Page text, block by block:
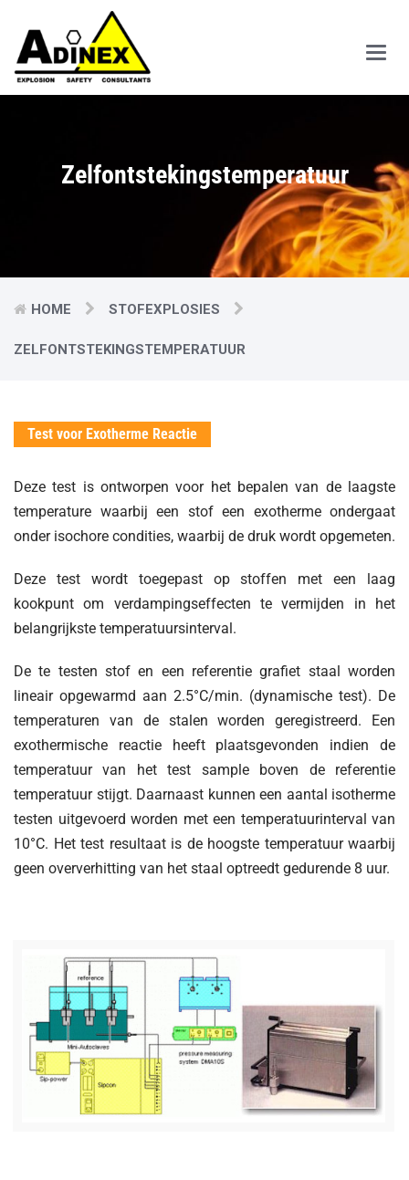
Main
Zelfontstekingstemperatuur
HOME STOFEXPLOSIES
ZELFONTSTEKINGSTEMPERATUUR
Test voor Exotherme Reactie
Deze test is ontworpen voor het bepalen van de laagste
temperature waarbij een stof een exotherme ondergaat
onder isochore condities, waarbij de druk wordt opgemeten.
Deze test wordt toegepast op stoffen met een laag
kookpunt om verdampingseffecten te vermijden in het
belangrijkste temperatuursinterval.
De te testen stof en een referentie grafiet staal worden
lineair opgewarmd aan 2.5°C/min. (dynamische test). De
temperaturen van de stalen worden geregistreerd. Een
exothermische reactie heeft plaatsgevonden indien de
temperatuur van het test sample boven de referentie
temperatuur stijgt. Daarnaast kunnen een aantal isotherme
testen uitgevoerd worden met een temperatuurinterval van
10°C. Het test resultaat is de hoogste temperatuur waarbij
geen oververhitting van het staal optreedt gedurende 8 uur.